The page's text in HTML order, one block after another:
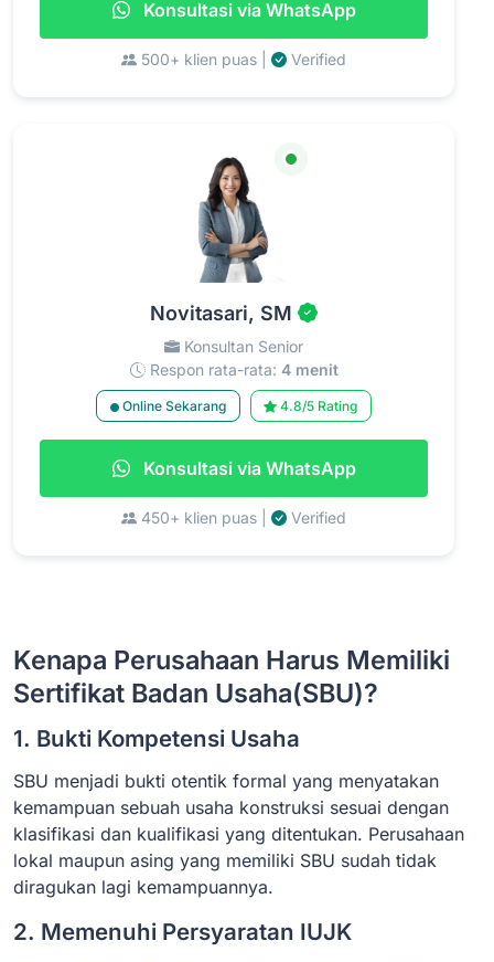
Konsultasi via WhatsApp
500+ klien puas | Verified
Novitasari, SM
Konsultan Senior
Respon rata-rata: 4 menit
Online Sekarang 4.8/5 Rating
Konsultasi via WhatsApp
450+ klien puas | Verified
Kenapa Perusahaan Harus Memiliki
Sertifikat Badan Usaha(SBU)?
1. Bukti Kompetensi Usaha
SBU menjadi bukti otentik formal yang menyatakan
kemampuan sebuah usaha konstruksi sesuai dengan
klasifikasi dan kualifikasi yang ditentukan. Perusahaan
lokal maupun asing yang memiliki SBU sudah tidak
diragukan lagi kemampuannya.
2. Memenuhi Persyaratan IUJK